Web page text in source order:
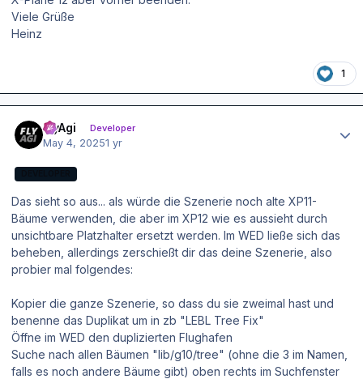
Viele Grüße
Heinz
1
FlyAgi Developer
May 4, 20251 yr
Das sieht so aus... als würde die Szenerie noch alte XP11-
Bäume verwenden, die aber im XP12 wie es aussieht durch
unsichtbare Platzhalter ersetzt werden. Im WED ließe sich das
beheben, allerdings zerschießt dir das deine Szenerie, also
probier mal folgendes:
Kopier die ganze Szenerie, so dass du sie zweimal hast und
benenne das Duplikat um in zb "LEBL Tree Fix"
Öffne im WED den duplizierten Flughafen
Suche nach allen Bäumen "lib/g10/tree" (ohne die 3 im Namen,
falls es noch andere Bäume gibt) oben rechts im Suchfenster